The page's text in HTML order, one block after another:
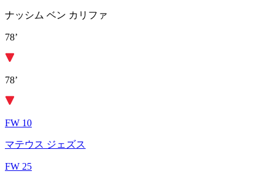
ナッシム ベン カリファ
78’
78’
FW 10
マテウス ジェズス
FW 25